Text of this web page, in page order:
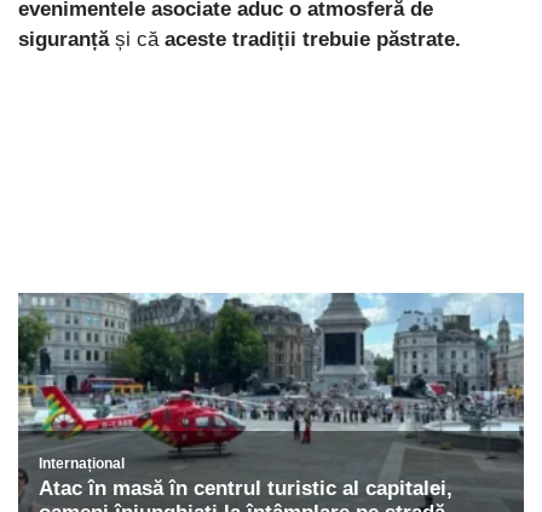
evenimentele asociate aduc o atmosferă de
siguranțăși că aceste tradiții trebuie păstrate.